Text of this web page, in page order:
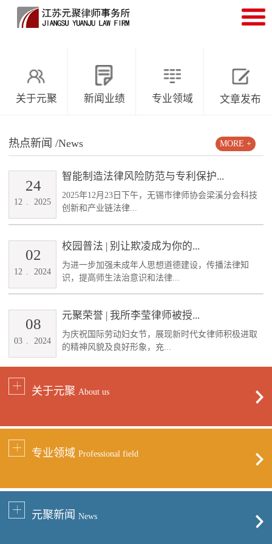
关于元聚 新闻业绩 专业领域 文章发布
热点新闻 /News
智能制造法律风险防范与专利保护...
2025年12月23日下午，无锡市律师协会梁溪分会科技
创新和产业链法律...
12 . 2025
24
校园普法 | 别让欺凌成为你的...
为进一步加强未成年人思想道德建设，传播法律知
识，提高师生法治意识和法律...
12 2024
02
元聚荣誉 | 我所李莹律师被授...
为庆祝国际劳动妇女节，展现新时代女律师积极进取
的精神风貌及良好形象，充...
03 2024
08
MORE +
关于元聚 About us
专业领域 Professional field
元聚新闻 News